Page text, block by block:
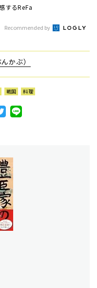
するReFa
Recommended by
かぶ）
戦国 料理